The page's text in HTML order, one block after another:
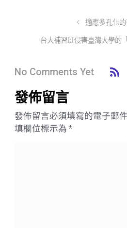
適應多孔化
台大補習班侵害臺灣大學的
No Comments Yet
發佈留言
發佈留言必須填寫的電子郵
填欄位標示為 *